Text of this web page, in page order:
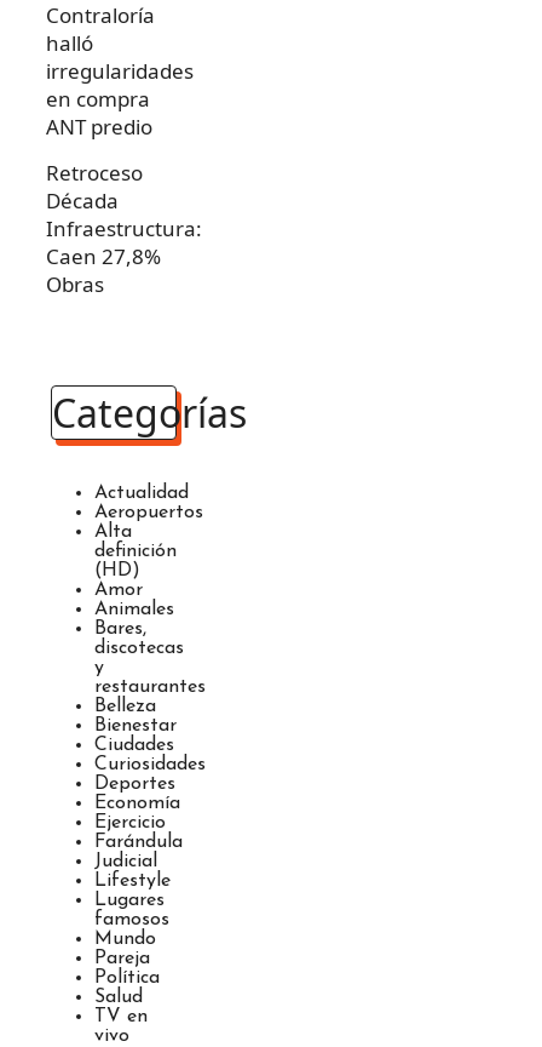
Contraloría
halló
irregularidades
en compra
ANT predio
Retroceso
Década
Infraestructura:
Caen 27,8%
Obras
Categorías
Actualidad
Aeropuertos
Alta
definición
(HD)
Amor
Animales
Bares,
discotecas
y
restaurantes
Belleza
Bienestar
Ciudades
Curiosidades
Deportes
Economía
Ejercicio
Farándula
Judicial
Lifestyle
Lugares
famosos
Mundo
Pareja
Política
Salud
TV en
vivo